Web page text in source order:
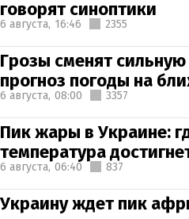
говорят синоптики
6 августа, 16:46 2355
Грозы сменят
прогноз погоды на
6 августа, 08:00 3357
Пик жары в Украине:
температура
6 августа, 06:40 837
Украину ждет пик